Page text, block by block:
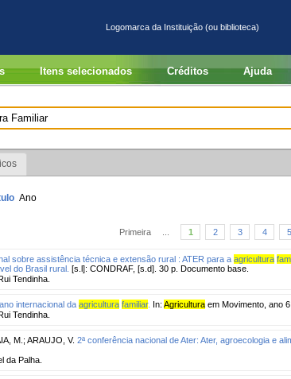
Logomarca da Instituição (ou biblioteca)
Itens selecionados Créditos Ajuda
Ano
Primeira 1 2 3 4 5
sobre assistência técnica e extensão rural : ATER para a agricultura
do Brasil rural. [s.l]: CONDRAF, [s.d]. 30 p. Documento base.
Tendinha.
internacional da agricultura familiar. In: Agricultura em Movimento, ano
Tendinha.
M. ; ARAUJO, V. 2ª conferência nacional de Ater: Ater, agroecologia e
da Palha.